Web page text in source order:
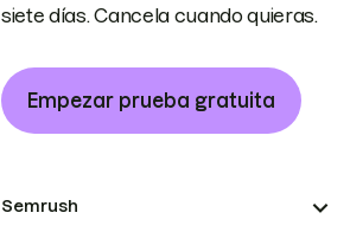
siete días. Cancela cuando quieras.
Empezar prueba gratuita
Semrush